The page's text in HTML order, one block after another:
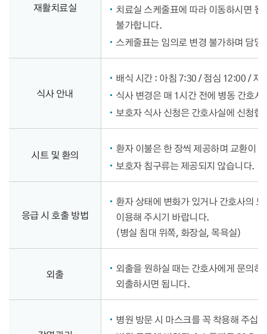
재활치료실
치료실 스케줄표에 따라 이동하시면
불가합니다.
스케줄표는 임의로 변경 불가하며 담
식사 안내
배식 시간 : 아침 7:30 / 점심 12:00 / 저
식사 변경은 매 1시간 전에 병동 간호
보호자 식사 신청은 간호사실에 신청
시트 및 환의
환자 이불은 한 장씩 제공하며 교환이
보호자 침구류는 제공되지 않습니다.
응급 시 호출 방법
환자 상태에 변화가 있거나 간호사의
이용해 주시기 바랍니다.
(병실 침대 위쪽, 화장실, 목욕실)
외출
외출을 원하실 때는 간호사에게 문의
외출하시면 됩니다.
병원 방문 시 마스크를 꼭 착용해 주십